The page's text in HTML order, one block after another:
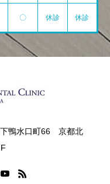
〇 休診 休診
鴨水口町66 京都北